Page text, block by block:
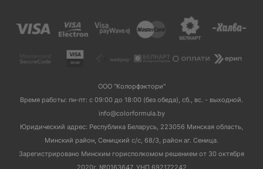
ООО "Колорфэктори"
Время работы: пн-пт: с 09:00 до 18:00 (без обеда), сб., вс. - выходной.
info@colorformula.by
Юридический адрес: Республика Беларусь, 223056 Минская область,
Минский район, Сеницкий с/с, 68/3, район аг. Сеница.
Зарегистрировано Минским горисполкомом решением от 30 октября
2020г. №0163647, УНП 692172242